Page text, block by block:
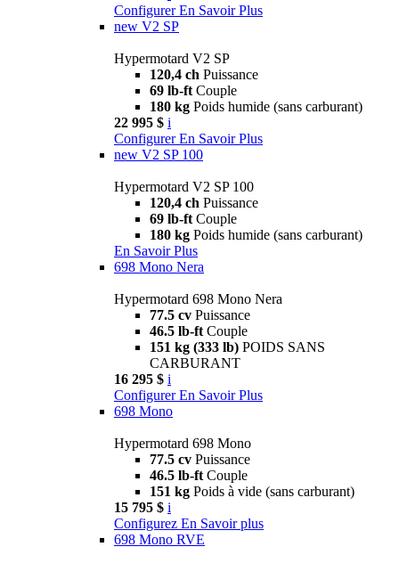
Configurer En Savoir Plus
new V2 SP
Hypermotard V2 SP
120,4 ch Puissance
69 lb-ft Couple
180 kg Poids humide (sans carburant)
22 995 $ i
Configurer En Savoir Plus
new V2 SP 100
Hypermotard V2 SP 100
120,4 ch Puissance
69 lb-ft Couple
180 kg Poids humide (sans carburant)
En Savoir Plus
698 Mono Nera
Hypermotard 698 Mono Nera
77.5 cv Puissance
46.5 lb-ft Couple
151 kg (333 lb) POIDS SANS
CARBURANT
16 295 $ i
Configurer En Savoir Plus
698 Mono
Hypermotard 698 Mono
77.5 cv Puissance
46.5 lb-ft Couple
151 kg Poids à vide (sans carburant)
15 795 $ i
Configurez En Savoir plus
698 Mono RVE